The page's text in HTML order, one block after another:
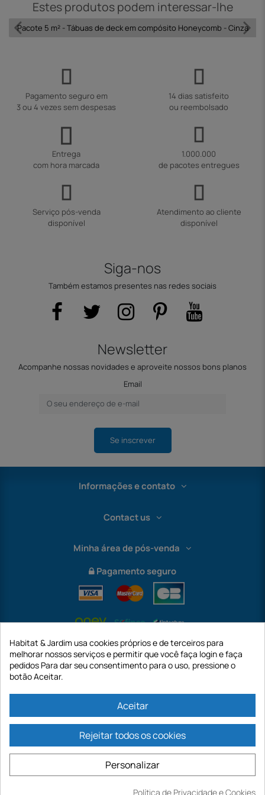
Estes produtos podem interessar-lhe
Pacote 5 m² - Tábuas de deck em compósito Honeycomb - Cinza
Pagamento seguro em
3 ou 4 vezes sem despesas
14 dias satisfeito
ou reembolsado
Entrega
com hora marcada
1.000.000
de pacotes entregues
Serviço pós-venda
disponível
Atendimento ao cliente
disponível
Siga-nos
Também estamos presentes nas redes sociais
Newsletter
Acompanhe nossas novidades e aproveite nossos bons planos
Email
Se inscrever
Informações e contato
Contact us
Minha área de pós-venda
Pagamento seguro
https://www.habitatejardim.pt é um site da empresa GECODIS SA com um
capital de 187.203,29€, 32 Rue de Paradis - PARIS 75010 (FRANÇA). A
GECODIS.SA criada em 11/04/1998 é uma subsidiária da ODAYA ​​​​​​HOLDING com
um capital de 2.750.640,00 EURO.
TODAS AS NOSSAS PROMOÇÕES SÃO VÁLIDAS ENQUANTO ESTOQUE
Habitat & Jardim usa cookies próprios e de terceiros para
melhorar nossos serviços e permitir que você faça login e faça
pedidos Para dar seu consentimento para o uso, pressione o
botão Aceitar.
Aceitar
Rejeitar todos os cookies
Personalizar
Política de Privacidade e Cookies